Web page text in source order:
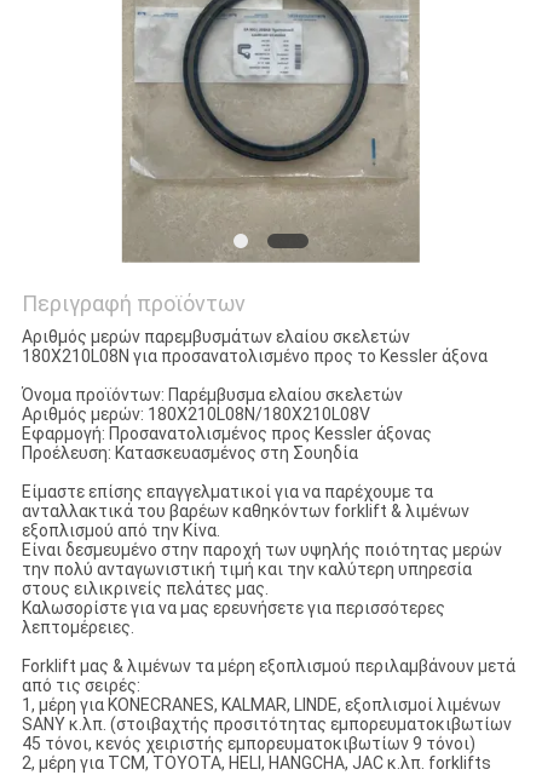
Περιγραφή προϊόντων
Αριθμός μερών παρεμβυσμάτων ελαίου σκελετών
180X210L08N για προσανατολισμένο προς το Kessler άξονα
Όνομα προϊόντων: Παρέμβυσμα ελαίου σκελετών
Αριθμός μερών: 180X210L08N/180X210L08V
Εφαρμογή: Προσανατολισμένος προς Kessler άξονας
Προέλευση: Κατασκευασμένος στη Σουηδία
Είμαστε επίσης επαγγελματικοί για να παρέχουμε τα
ανταλλακτικά του βαρέων καθηκόντων forklift & λιμένων
εξοπλισμού από την Κίνα.
Είναι δεσμευμένο στην παροχή των υψηλής ποιότητας μερών
την πολύ ανταγωνιστική τιμή και την καλύτερη υπηρεσία
στους ειλικρινείς πελάτες μας.
Καλωσορίστε για να μας ερευνήσετε για περισσότερες
λεπτομέρειες.
Forklift μας & λιμένων τα μέρη εξοπλισμού περιλαμβάνουν μετά
από τις σειρές:
1, μέρη για KONECRANES, KALMAR, LINDE, εξοπλισμοί λιμένων
SANY κ.λπ. (στοιβαχτής προσιτότητας εμπορευματοκιβωτίων
45 τόνοι, κενός χειριστής εμπορευματοκιβωτίων 9 τόνοι)
2, μέρη για TCM, TOYOTA, HELI, HANGCHA, JAC κ.λπ. forklifts